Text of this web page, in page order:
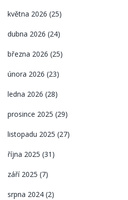
května 2026 (25)
dubna 2026 (24)
března 2026 (25)
února 2026 (23)
ledna 2026 (28)
prosince 2025 (29)
listopadu 2025 (27)
října 2025 (31)
září 2025 (7)
srpna 2024 (2)